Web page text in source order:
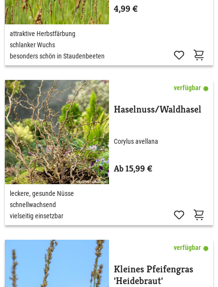
4,99 €
attraktive Herbstfärbung
schlanker Wuchs
besonders schön in Staudenbeeten
verfügbar
Haselnuss/Waldhasel
Corylus avellana
Ab 15,99 €
leckere, gesunde Nüsse
schnellwachsend
vielseitig einsetzbar
verfügbar
Kleines Pfeifengras
'Heidebraut'